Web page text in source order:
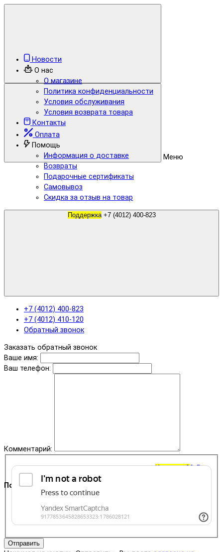
Меню
Корзина 00 ₽
Поддержка
Новости
О нас
О магазине
Политика конфиденциальности
Условия обслуживания
Условия возврата товара
Контакты
Оплата
Помощь
Информация о доставке
Возвраты
Подарочные сертификаты
Самовывоз
Скидка за отзыв на товар
Поддержка +7 (4012) 400-823
+7 (4012) 400-823
+7 (4012) 410-120
Обратный звонок
Заказать обратный звонок
Ваше имя:
Ваш телефон:
Комментарий:
Отправить